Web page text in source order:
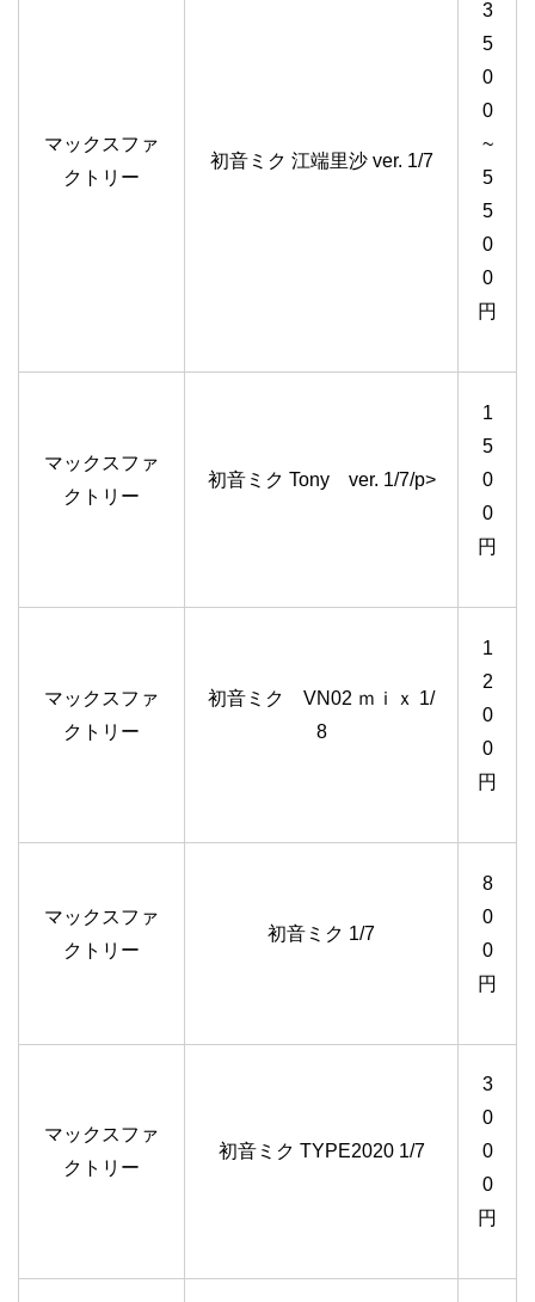
マックスファ
クトリー
初音ミク 江端里沙 ver. 1/7
3
5
0
0
~
5
5
0
0
円
マックスファ
クトリー
初音ミク Tony ver. 1/7/p>
1
5
0
0
円
マックスファ
クトリー
初音ミク VN02 ｍｉｘ 1/
8
1
2
0
0
円
マックスファ
クトリー
初音ミク 1/7
8
0
0
円
マックスファ
クトリー
初音ミク TYPE2020 1/7
3
0
0
0
円